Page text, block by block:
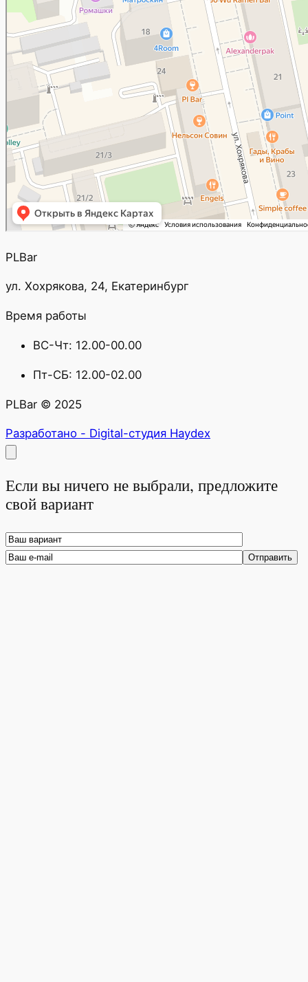
PLBar
ул. Хохрякова, 24, Екатеринбург
Время работы
ВС-Чт: 12.00-00.00
Пт-СБ: 12.00-02.00
PLBar © 2025
Разработано - Digital-студия Haydex
Если вы ничего не выбрали, предложите
свой вариант